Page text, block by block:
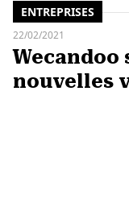
ENTREPRISES
22/02/2021
Wecandoo
nouvelles